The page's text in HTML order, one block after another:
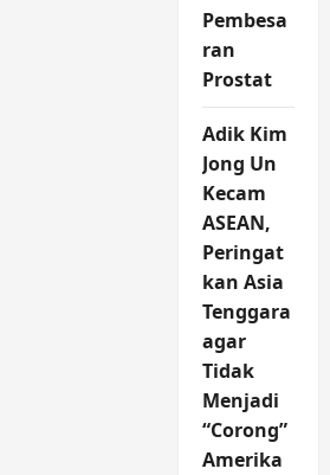
Pembesa
ran
Prostat
Adik Kim
Jong Un
Kecam
ASEAN,
Peringat
kan Asia
Tenggara
agar
Tidak
Menjadi
“Corong”
Amerika